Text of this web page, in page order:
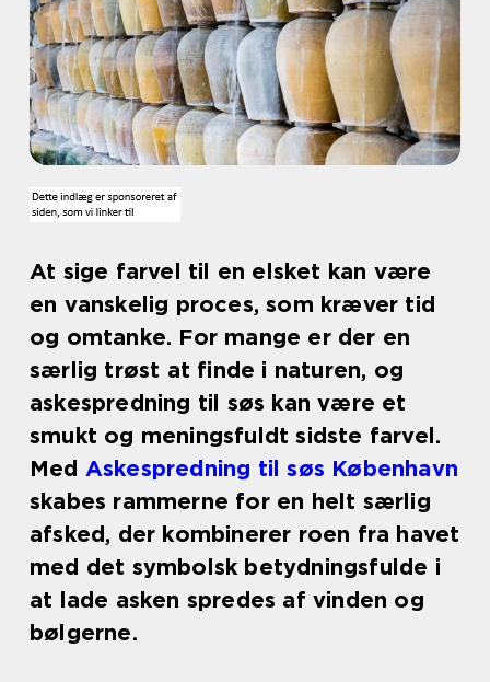
At sige farvel til en elsket kan være
en vanskelig proces, som kræver tid
og omtanke. For mange er der en
særlig trøst at finde i naturen, og
askespredning til søs kan være et
smukt og meningsfuldt sidste farvel.
Med Askespredning til søs København
skabes rammerne for en helt særlig
afsked, der kombinerer roen fra havet
med det symbolsk betydningsfulde i
at lade asken spredes af vinden og
bølgerne.